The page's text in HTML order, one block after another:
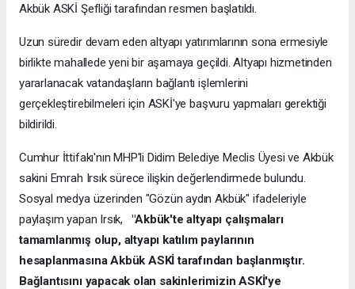
Akbük ASKİ Şefliği tarafından resmen başlatıldı.
Uzun süredir devam eden altyapı yatırımlarının sona ermesiyle
birlikte mahallede yeni bir aşamaya geçildi. Altyapı hizmetinden
yararlanacak vatandaşların bağlantı işlemlerini
gerçekleştirebilmeleri için ASKİ'ye başvuru yapmaları gerektiği
bildirildi.
Cumhur İttifakı'nın MHP'li Didim Belediye Meclis Üyesi ve Akbük
sakini Emrah Irsık sürece ilişkin değerlendirmede bulundu.
Sosyal medya üzerinden "Gözün aydın Akbük" ifadeleriyle
paylaşım yapan Irsık,
"Akbük'te altyapı çalışmaları
tamamlanmış olup, altyapı katılım paylarının
hesaplanmasına Akbük ASKİ tarafından başlanmıştır.
Bağlantısını yapacak olan sakinlerimizin ASKİ'ye